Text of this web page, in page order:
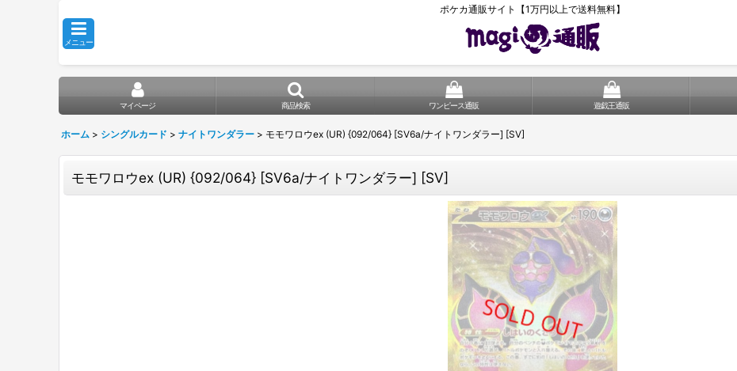
ポケカ通販サイト【1万円以上で送料無料】
メニュー
マイページ 商品検索 ワンピース通販 遊戯王通販
ホーム > シングルカード > ナイトワンダラー > モモワロウex (UR) {092/064} [SV6a/ナイトワンダラー] [SV]
モモワロウex (UR) {092/064} [SV6a/ナイトワンダラー] [SV]